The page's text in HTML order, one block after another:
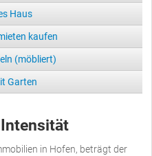
Haus
kaufen
(möbliert)
Garten
in Hofen, beträgt der